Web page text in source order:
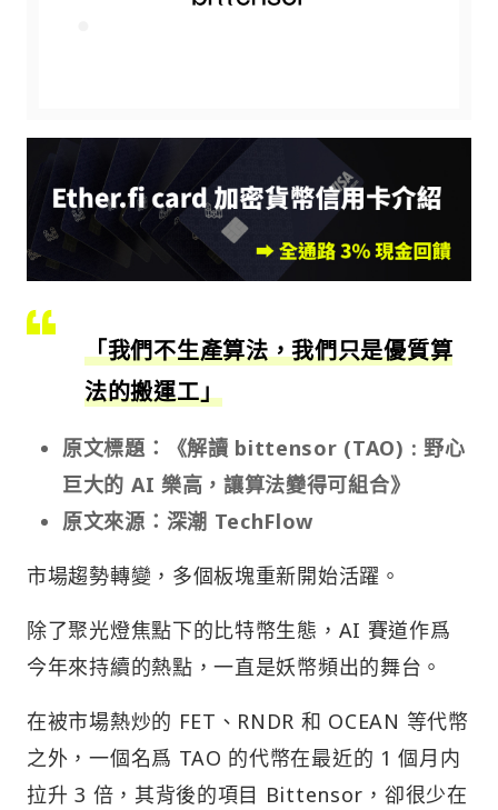
「我們不生產算法，我們只是優質算
法的搬運工」
原文標題：《解讀 bittensor (TAO) : 野心
巨大的 AI 樂高，讓算法變得可組合》
原文來源：深潮 TechFlow
市場趨勢轉變，多個板塊重新開始活躍。
除了聚光燈焦點下的比特幣生態，AI 賽道作爲
今年來持續的熱點，一直是妖幣頻出的舞台。
在被市場熱炒的 FET、RNDR 和 OCEAN 等代幣
之外，一個名爲 TAO 的代幣在最近的 1 個月内
拉升 3 倍，其背後的項目 Bittensor，卻很少在